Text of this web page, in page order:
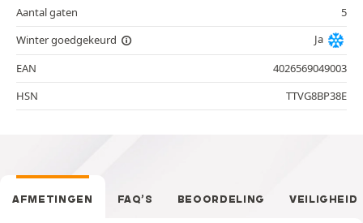
Aantal gaten
5
Winter goedgekeurd
Ja
EAN
4026569049003
HSN
TTVG8BP38E
AFMETINGEN FAQ’S BEOORDELING VEILIGHEID